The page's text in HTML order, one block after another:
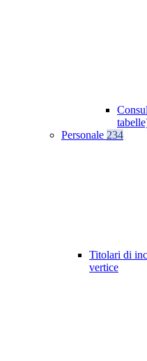
Personale 234
Titolari di
vertice